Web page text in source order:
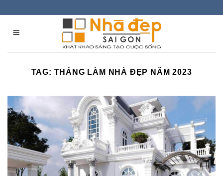
content
TAG: THÁNG LÀM NHÀ ĐẸP NĂM 2023